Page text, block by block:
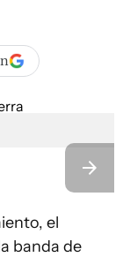
el
banda de